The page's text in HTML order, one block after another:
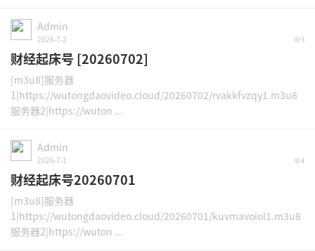
Admin
2026-7-2 3
财经起床号 [20260702]
[m3u8]服务器
1|https://wutongdaovideo.cloud/20260702/rvakkfvzqy1.m3u8
服务器2|https://wuton ...
Admin
2026-7-1 4
财经起床号20260701
[m3u8]服务器
1|https://wutongdaovideo.cloud/20260701/kuvmavoiol1.m3u8
服务器2|https://wuton ...